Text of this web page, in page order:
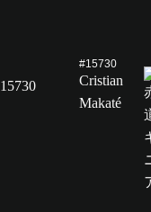
15730
#15730
Cristian
Makaté